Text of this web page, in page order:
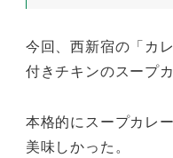
今回、西新宿の「カ
付きチキンのスープ
本格的にスープカレ
美味しかった。